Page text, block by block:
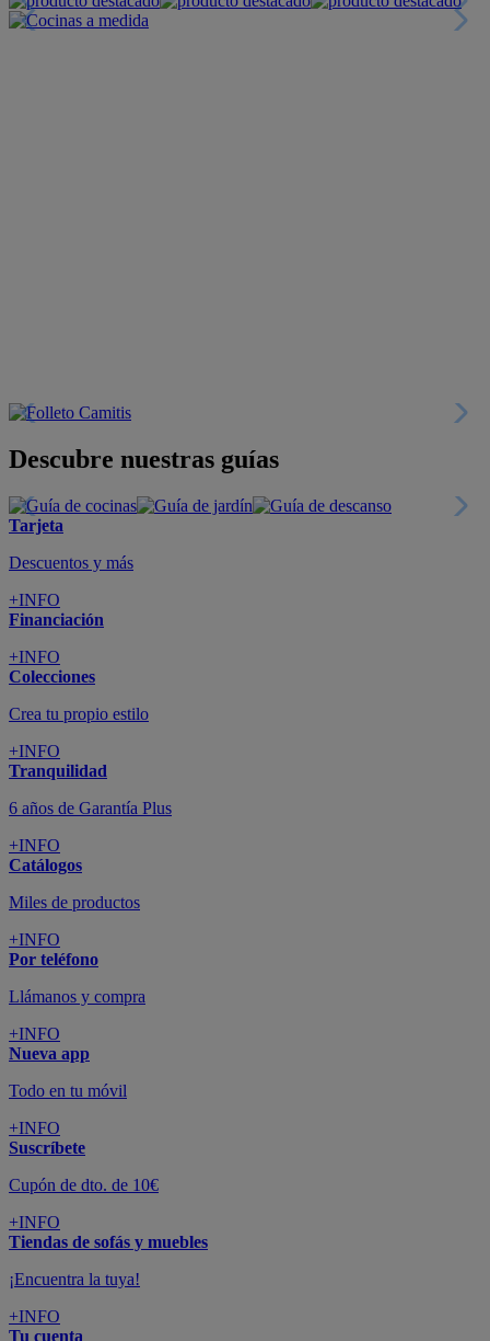
Descubre nuestras guías
Tarjeta
Descuentos y más
+INFO
Financiación
+INFO
Colecciones
Crea tu propio estilo
+INFO
Tranquilidad
6 años de Garantía Plus
+INFO
Catálogos
Miles de productos
+INFO
Por teléfono
Llámanos y compra
+INFO
Nueva app
Todo en tu móvil
+INFO
Suscríbete
Cupón de dto. de 10€
+INFO
Tiendas de sofás y muebles
¡Encuentra la tuya!
+INFO
Tu cuenta